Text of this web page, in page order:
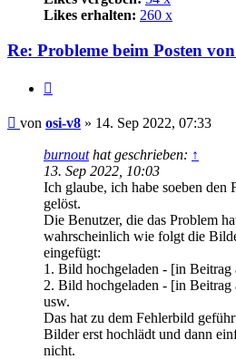
Likes erhalten: 260 x
Re: Probleme beim Posten
Beitrag
von osi-v8 » 14. Sep 2022, 07:33
burnouthat geschrieben: ↑
13. Sep 2022, 10:03
Ich glaube, ich habe soeben den
gelöst.
Die Benutzer, die das Problem
wahrscheinlich wie folgt die
eingefügt:
1. Bild hochgeladen - [in Beitrag
2. Bild hochgeladen - [in Beitrag
usw.
Das hat zu dem Fehlerbild
Bilder erst hochlädt und dann
nicht.